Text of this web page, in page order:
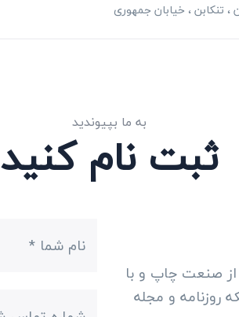
، تنکابن ، خیابان جمهوری
به ما بپیوندید
ثبت نام کنید
از صنعت چاپ و با
روزنامه و مجله